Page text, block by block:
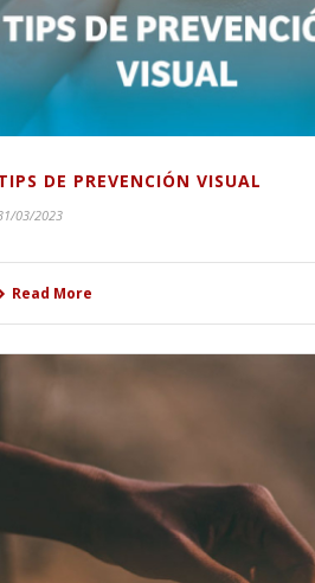
DE PREVENCIÓN VISUAL
31/03/2023
Read More